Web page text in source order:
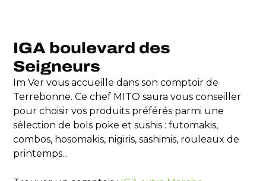
IGA boulevard des
Seigneurs
Im Ver vous accueille dans son comptoir de
Terrebonne. Ce chef MITO saura vous conseiller
pour choisir vos produits préférés parmi une
sélection de bols poke et sushis : futomakis,
combos, hosomakis, nigiris, sashimis, rouleaux de
printemps...